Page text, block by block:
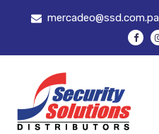
mercadeo@ssd.com.pa